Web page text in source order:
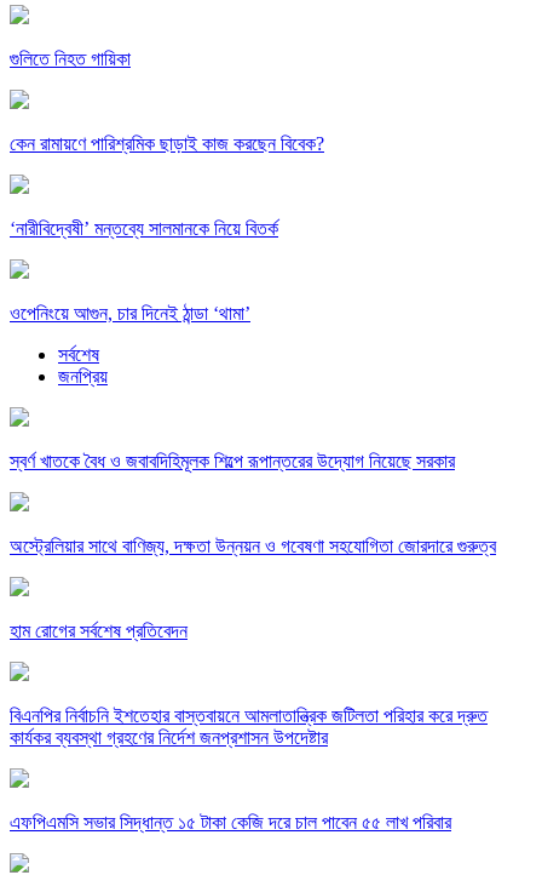
গুলিতে নিহত গায়িকা
কেন রামায়ণে পারিশ্রমিক ছাড়াই কাজ করছেন বিবেক?
‘নারীবিদ্বেষী’ মন্তব্যে সালমানকে নিয়ে বিতর্ক
ওপেনিংয়ে আগুন, চার দিনেই ঠান্ডা ‘থামা’
সর্বশেষ
জনপ্রিয়
স্বর্ণ খাতকে বৈধ ও জবাবদিহিমূলক শিল্পে রূপান্তরের উদ্যোগ নিয়েছে সরকার
অস্ট্রেলিয়ার সাথে বাণিজ্য, দক্ষতা উন্নয়ন ও গবেষণা সহযোগিতা জোরদারে গুরুত্ব
হাম রোগের সর্বশেষ প্রতিবেদন
বিএনপির নির্বাচনি ইশতেহার বাস্তবায়নে আমলাতান্ত্রিক জটিলতা পরিহার করে দ্রুত
কার্যকর ব্যবস্থা গ্রহণের নির্দেশ জনপ্রশাসন উপদেষ্টার
এফপিএমসি সভার সিদ্ধান্ত ১৫ টাকা কেজি দরে চাল পাবেন ৫৫ লাখ পরিবার